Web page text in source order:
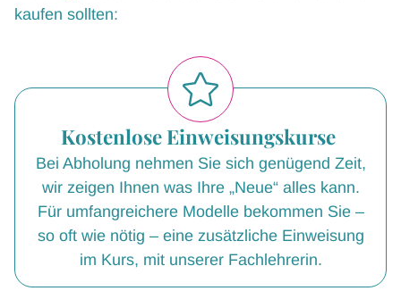
kaufen sollten:
Kostenlose Einweisungskurse
Bei Abholung nehmen Sie sich genügend Zeit,
wir zeigen Ihnen was Ihre „Neue“ alles kann.
Für umfangreichere Modelle bekommen Sie –
so oft wie nötig – eine zusätzliche Einweisung
im Kurs, mit unserer Fachlehrerin.